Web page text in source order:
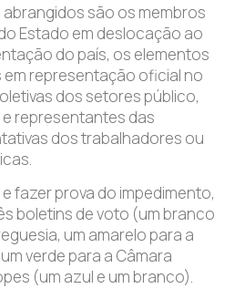
são os membros
Estado em deslocação ao
do país, os elementos
representação oficial no
dos setores público,
representantes das
dos trabalhadores ou
fazer prova do impedimento,
boletins de voto (um branco
um amarelo para a
verde para a Câmara
(um azul e um branco).